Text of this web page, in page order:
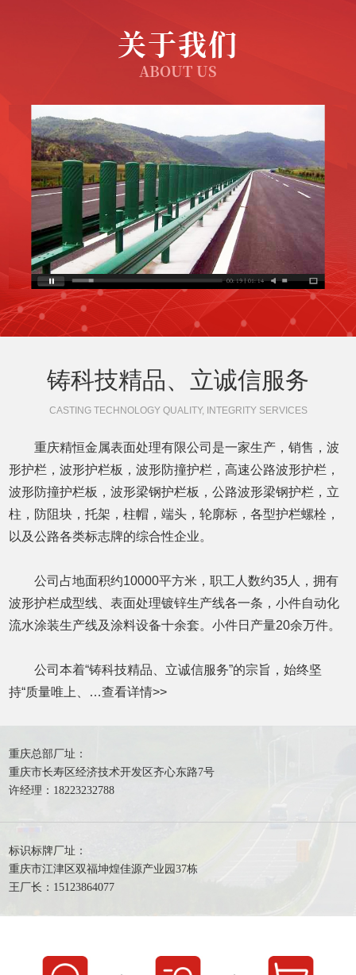
关于我们
ABOUT US
铸科技精品、立诚信服务
CASTING TECHNOLOGY QUALITY, INTEGRITY SERVICES
重庆精恒金属表面处理有限公司是一家生产，销售，波
形护栏，波形护栏板，波形防撞护栏，高速公路波形护栏，
波形防撞护栏板，波形梁钢护栏板，公路波形梁钢护栏，立
柱，防阻块，托架，柱帽，端头，轮廓标，各型护栏螺栓，
以及公路各类标志牌的综合性企业。
公司占地面积约10000平方米，职工人数约35人，拥有
波形护栏成型线、表面处理镀锌生产线各一条，小件自动化
流水涂装生产线及涂料设备十余套。小件日产量20余万件。
公司本着“铸科技精品、立诚信服务”的宗旨，始终坚
持“质量唯上、…查看详情>>
重庆总部厂址：
重庆市长寿区经济技术开发区齐心东路7号
许经理：18223232788
标识标牌厂址：
重庆市江津区双福坤煌佳源产业园37栋
王厂长：15123864077